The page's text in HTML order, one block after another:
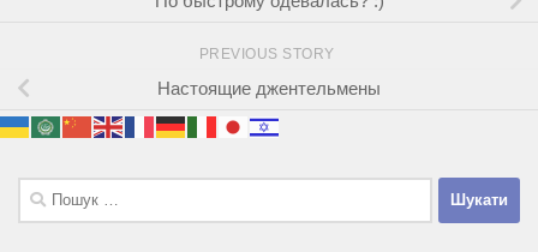
PREVIOUS STORY
Настоящие джентельмены
Пошук: